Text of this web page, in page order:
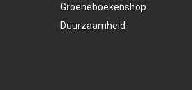
Groeneboekenshop
Duurzaamheid